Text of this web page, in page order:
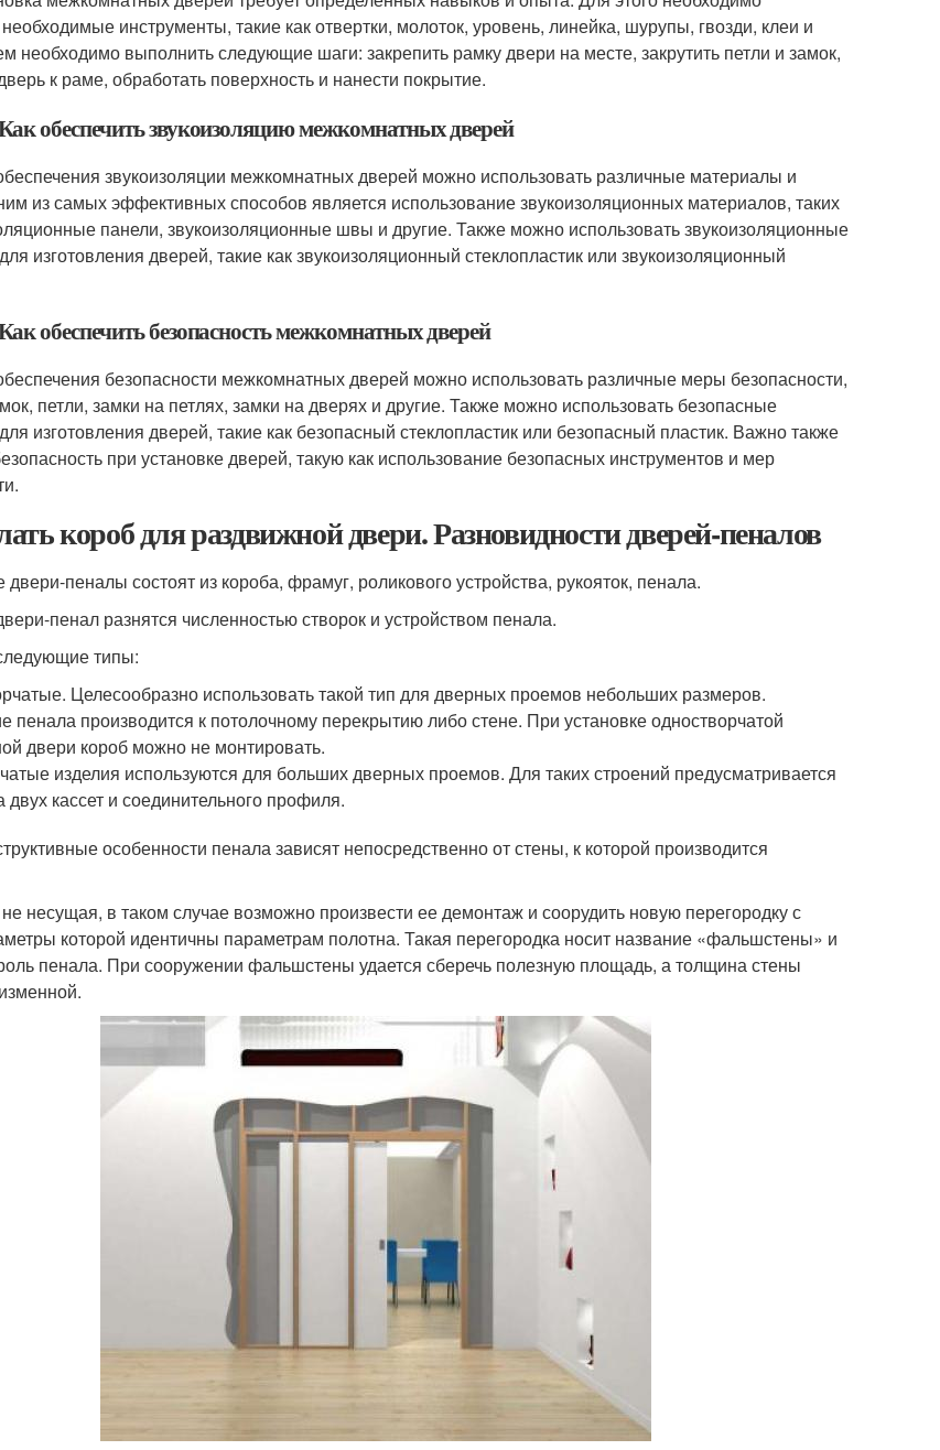
инструменты, такие как отвертки, молоток, уровень, линейка, шурупы, гвозди, клеи и
необходимо выполнить следующие шаги: закрепить рамку двери на месте, закрутить петли и замок,
к раме, обработать поверхность и нанести покрытие.
обеспечить звукоизоляцию межкомнатных дверей
звукоизоляции межкомнатных дверей можно использовать различные материалы и
из самых эффективных способов является использование звукоизоляционных материалов, таких
панели, звукоизоляционные швы и другие. Также можно использовать звукоизоляционные
изготовления дверей, такие как звукоизоляционный стеклопластик или звукоизоляционный
обеспечить безопасность межкомнатных дверей
безопасности межкомнатных дверей можно использовать различные меры безопасности,
петли, замки на петлях, замки на дверях и другие. Также можно использовать безопасные
изготовления дверей, такие как безопасный стеклопластик или безопасный пластик. Важно также
при установке дверей, такую как использование безопасных инструментов и мер
короб для раздвижной двери. Разновидности дверей-пеналов
пеналы состоят из короба, фрамуг, роликового устройства, рукояток, пенала.
пенал разнятся численностью створок и устройством пенала.
типы:
Целесообразно использовать такой тип для дверных проемов небольших размеров.
пенала производится к потолочному перекрытию либо стене. При установке одностворчатой
двери короб можно не монтировать.
изделия используются для больших дверных проемов. Для таких строений предусматривается
двух кассет и соединительного профиля.
особенности пенала зависят непосредственно от стены, к которой производится
не несущая, в таком случае возможно произвести ее демонтаж и соорудить новую перегородку с
которой идентичны параметрам полотна. Такая перегородка носит название «фальшстены» и
пенала. При сооружении фальшстены удается сберечь полезную площадь, а толщина стены